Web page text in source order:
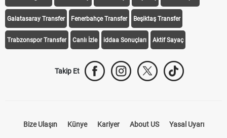
Galatasaray Transfer Fenerbahçe Transfer Beşiktaş Transfer
Trabzonspor Transfer Canlı İzle iddaa Sonuçları Aktif Sayaç
Takip Et
Bize Ulaşın Künye Kariyer About US Yasal Uyarı